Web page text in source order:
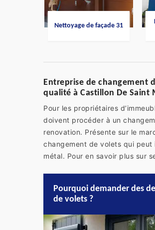
Nettoyage de façade 31
Entreprise de changement
qualité à Castillon De Saint
Pour les propriétaires
doivent procéder à un
renovation. Présente sur le
changement de volets qui
métal. Pour en savoir plus sur
Pourquoi demander des
de volets ?